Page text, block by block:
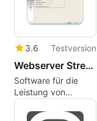
vereinfacht.
3.6 Testversion
Webserver Stress Tool
Software für die
Leistung von
Webservern